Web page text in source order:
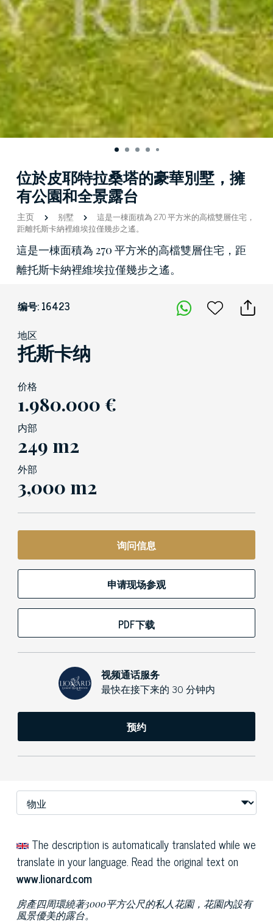
位於皮耶特拉桑塔的豪華別墅，擁
有公園和全景露台
主页 别墅
這是一棟面積為 270 平方米的高檔雙層住宅，
距離托斯卡納裡維埃拉僅幾步之遙。
這是一棟面積為 270 平方米的高檔雙層住宅，距
離托斯卡納裡維埃拉僅幾步之遙。
编号: 16423
地区
托斯卡纳
价格
1.980.000 €
内部
249 m2
外部
3,000 m2
询问信息
申请现场参观
PDF下载
视频通话服务
最快在接下来的 30 分钟内
预约
The description is automatically translated while we
translate in your language. Read the original text on
www.lionard.com
房產四周環繞著3000平方公尺的私人花園，花園內設有
風景優美的露台。